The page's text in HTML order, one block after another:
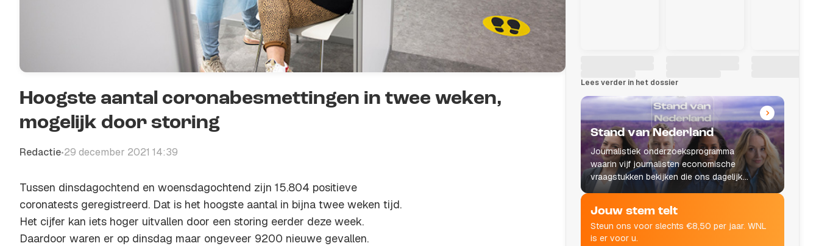
Hoogste aantal coronabesmettingen in twee weken,
mogelijk door storing
Redactie•29 december 2021 14:39
Tussen dinsdagochtend en woensdagochtend zijn 15.804 positieve
coronatests geregistreerd. Dat is het hoogste aantal in bijna twee weken tijd.
Het cijfer kan iets hoger uitvallen door een storing eerder deze week.
Daardoor waren er op dinsdag maar ongeveer 9200 nieuwe gevallen.
Lees verder in het dossier
Stand van Nederland
Journalistiek onderzoeksprogramma
waarin vijf journalisten economische
vraagstukken bekijken die ons dagelijks
leven raken.
Jouw stem telt
Steun ons voor slechts €8,50 per jaar. WNL
is er voor u.